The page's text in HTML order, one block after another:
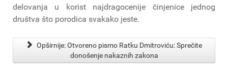
delovanja u korist najdragocenije činjenice jednog
društva što porodica svakako jeste.
Opširnije: Otvoreno pismo Ratku Dmitroviću: Sprečite
donošenje nakaznih zakona